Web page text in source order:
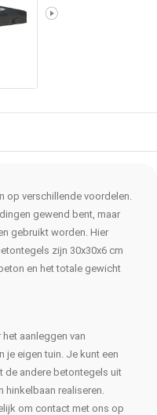
op verschillende voordelen.
gewend bent, maar
gebruikt worden. Hier
zijn 30x30x6 cm
en het totale gewicht
aanleggen van
je eigen tuin. Je kunt een
de andere betontegels uit
realiseren.
om contact met ons op